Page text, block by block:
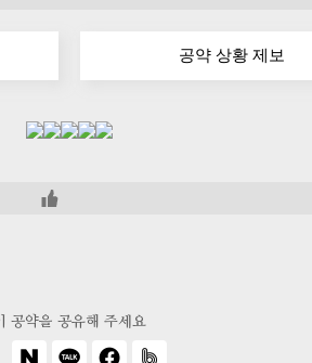
공약 상황 제보
공약을 공유해 주세요